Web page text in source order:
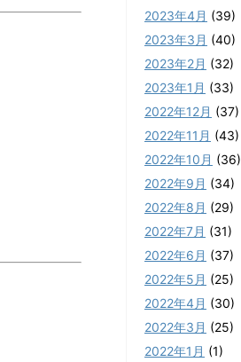
2023年4月 (39)
2023年3月 (40)
2023年2月 (32)
2023年1月 (33)
2022年12月 (37)
2022年11月 (43)
2022年10月 (36)
2022年9月 (34)
2022年8月 (29)
2022年7月 (31)
2022年6月 (37)
2022年5月 (25)
2022年4月 (30)
2022年3月 (25)
2022年1月 (1)